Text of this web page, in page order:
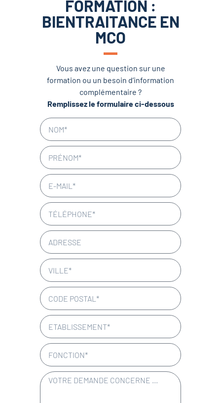
FORMATION :
BIENTRAITANCE EN
MCO
Vous avez une question sur une
formation ou un besoin d’information
complémentaire ?
Remplissez le formulaire ci-dessous